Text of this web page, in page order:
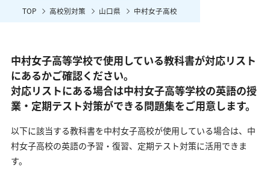
TOP 高校別対策 山口県 中村女子高校
中村女子高等学校で使用している教科書が対応リスト
にあるかご確認ください。
対応リストにある場合は中村女子高等学校の英語の授
業・定期テスト対策ができる問題集をご用意します。
以下に該当する教科書を中村女子高校が使用している場合は、 中
村女子高校の英語の予習・復習、定期テスト対策に活用できま
す。